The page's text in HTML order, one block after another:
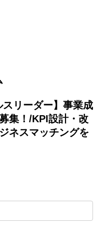
集！/KPI設計・改
ネスマッチングを